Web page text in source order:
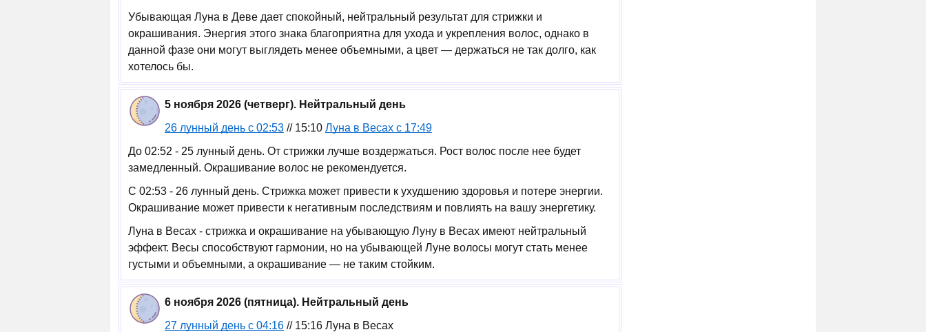
Убывающая Луна в Деве дает спокойный, нейтральный результат для стрижки и
окрашивания. Энергия этого знака благоприятна для ухода и укрепления волос, однако в
данной фазе они могут выглядеть менее объемными, а цвет — держаться не так долго, как
хотелось бы.
5 ноября 2026 (четверг). Нейтральный день
26 лунный день с 02:53 // 15:10 Луна в Весах с 17:49
До 02:52 - 25 лунный день. От стрижки лучше воздержаться. Рост волос после нее будет
замедленный. Окрашивание волос не рекомендуется.
С 02:53 - 26 лунный день. Стрижка может привести к ухудшению здоровья и потере энергии.
Окрашивание может привести к негативным последствиям и повлиять на вашу энергетику.
Луна в Весах - стрижка и окрашивание на убывающую Луну в Весах имеют нейтральный
эффект. Весы способствуют гармонии, но на убывающей Луне волосы могут стать менее
густыми и объемными, а окрашивание — не таким стойким.
6 ноября 2026 (пятница). Нейтральный день
27 лунный день с 04:16 // 15:16 Луна в Весах